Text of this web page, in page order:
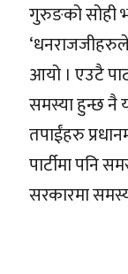
गुरुङको सोही
आयो । एउटै
समस्या हुन्छ नै
तपाईंहरु
पार्टीमा पनि
सरकारमा